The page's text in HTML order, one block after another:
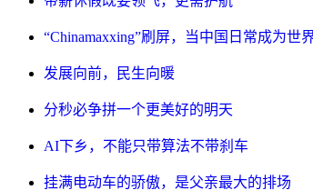
“Chinamaxxing”刷屏，当中国日常成为世
发展向前，民生向暖
分秒必争拼一个更美好的明天
AI下乡，不能只带算法不带刹车
挂满电动车的骄傲，是父亲最大的排场